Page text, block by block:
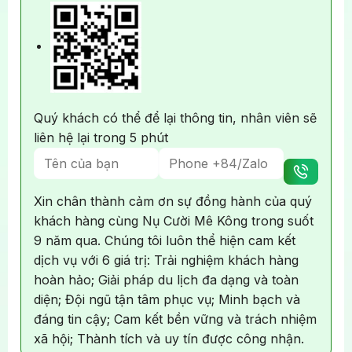
Dưới làn nước trong vắt, một bức tranh thiên nhiên
rực rỡ hiện ra với những rạn san hô đa sắc màu, từ
san hô cứng cáp đến những nhánh san hô uyển
chuyển, cùng vô số loài cá và sinh vật biển tung
tăng bơi lội.
Hòa mình vào đại dương rộng lớn và khám phá rạn san
những bãi đẻ trứng quan trọng của nhiều loài rùa
biển quý hiếm, đặc biệt là rùa xanh. Sau khi được
các anh kiểm lâm tận tình hướng dẫn về quy trình
và ý nghĩa của hoạt động bảo tồn, Quý khách sẽ
được chứng kiến những chú rùa bé nhỏ, căng tràn
sức sống, lần đầu chạm vào bờ cát mịn để tìm
đường về với ngôi nhà đại dương của mình.
Quý khách được trực tiếp tham gia vào hoạt động thả rùa
Tour không dành cho người nước ngoài do
không có Hướng dẫn viên Tiếng Anh và các
dịch vụ đặc biệt đi kèm. Quý khách vui lòng
tham khảo các tour Mekong Delta đặc biệt tại
Quý khách có thể để lại thông tin, nhân viên sẽ
liên hệ lại trong 5 phút
Xin chân thành cảm ơn sự đồng hành của quý
khách hàng cùng Nụ Cười Mê Kông trong suốt
9 năm qua. Chúng tôi luôn thể hiện cam kết
dịch vụ với 6 giá trị: Trải nghiệm khách hàng
hoàn hảo; Giải pháp du lịch đa dạng và toàn
diện; Đội ngũ tận tâm phục vụ; Minh bạch và
đáng tin cậy; Cam kết bền vững và trách nhiệm
xã hội; Thành tích và uy tín được công nhận.